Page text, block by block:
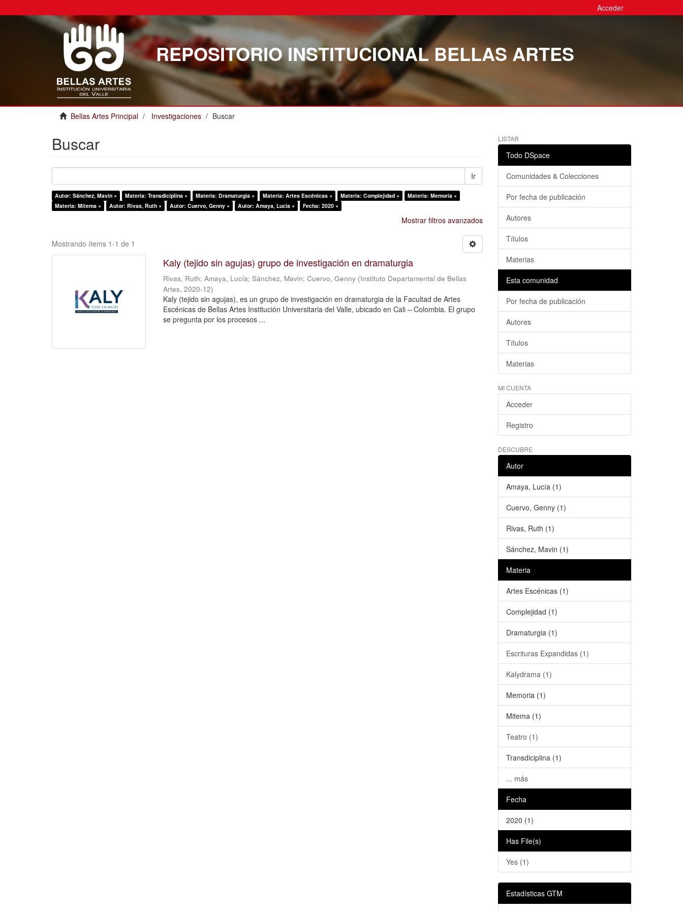
Acceder
REPOSITORIO INSTITUCIONAL BELLAS ARTES
Bellas Artes Principal Investigaciones Buscar
Buscar
Ir
Autor: Sánchez, Mavin × Materia: Transdiciplina × Materia: Dramaturgia × Materia: Artes Escénicas × Materia: Complejidad ×
Materia: Memoria ×
Materia: Mitema ×
Autor: Rivas, Ruth × Autor: Cuervo, Genny × Autor: Amaya, Lucía × Fecha: 2020 ×
Mostrar filtros avanzados
Mostrando ítems 1-1 de 1
Kaly (tejido sin agujas) grupo de investigación en dramaturgia
Rivas, Ruth;Amaya, Lucía;Sánchez, Mavin;Cuervo, Genny (Instituto Departamental de Bellas
Artes,2020-12)
Kaly (tejido sin agujas), es un grupo de investigación en dramaturgia de la Facultad de Artes
Escénicas de Bellas Artes Institución Universitaria del Valle, ubicado en Cali – Colombia. El grupo
se pregunta por los procesos ...
LISTAR
Todo DSpace
Comunidades & Colecciones
Por fecha de publicación
Autores
Títulos
Materias
Esta comunidad
Por fecha de publicación
Autores
Títulos
Materias
MI CUENTA
Acceder
Registro
DESCUBRE
Autor
Amaya, Lucía (1)
Cuervo, Genny (1)
Rivas, Ruth (1)
Sánchez, Mavin (1)
Materia
Artes Escénicas (1)
Complejidad (1)
Dramaturgia (1)
Escrituras Expandidas (1)
Kalydrama (1)
Memoria (1)
Mitema (1)
Teatro (1)
Transdiciplina (1)
... más
Fecha
2020 (1)
Has File(s)
Yes (1)
Estadísticas GTM